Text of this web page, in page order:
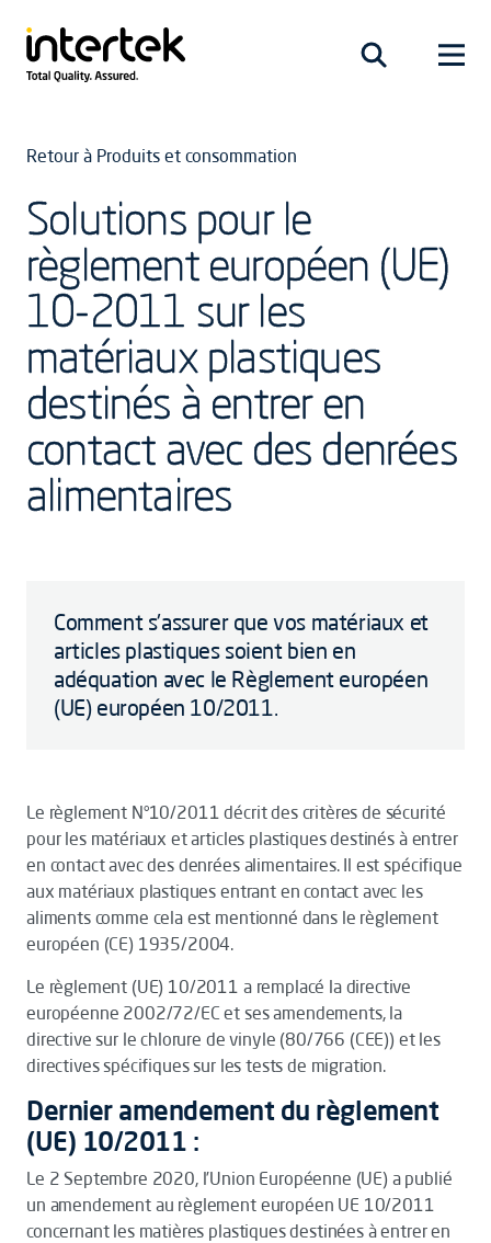
Retour à Produits et consommation
Solutions pour le
règlement européen (UE)
10-2011 sur les
matériaux plastiques
destinés à entrer en
contact avec des denrées
alimentaires
Comment s'assurer que vos matériaux et
articles plastiques soient bien en
adéquation avec le Règlement européen
(UE) européen 10/2011.
Le règlement N°10/2011 décrit des critères de sécurité
pour les matériaux et articles plastiques destinés à entrer
en contact avec des denrées alimentaires. Il est spécifique
aux matériaux plastiques entrant en contact avec les
aliments comme cela est mentionné dans le règlement
européen (CE) 1935/2004.
Le règlement (UE) 10/2011 a remplacé la directive
européenne 2002/72/EC et ses amendements, la
directive sur le chlorure de vinyle (80/766 (CEE)) et les
directives spécifiques sur les tests de migration.
Dernier amendement du règlement
(UE) 10/2011 :
Le 2 Septembre 2020, l’Union Européenne (UE) a publié
un amendement au règlement européen UE 10/2011
concernant les matières plastiques destinées à entrer en